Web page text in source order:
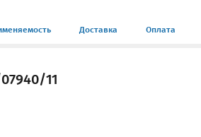
Доставка Оплата
11